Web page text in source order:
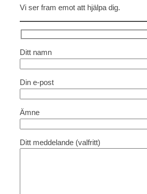
Vi ser fram emot att hjälpa dig.
Ditt namn
Din e-post
Ämne
Ditt meddelande (valfritt)